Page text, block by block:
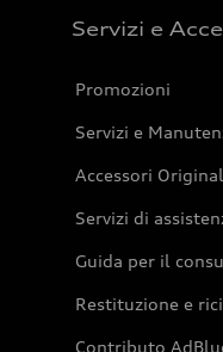
Servizi e
Promozioni
Servizi e
Accessori
Servizi di
Guida per il
Restituzione e
Contributo